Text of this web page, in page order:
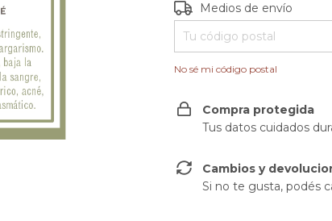
Entregas para el CP:
Medios de envío
No sé mi código postal
Compra protegida
Tus datos cuidados
Cambios y
Si no te gusta, podés